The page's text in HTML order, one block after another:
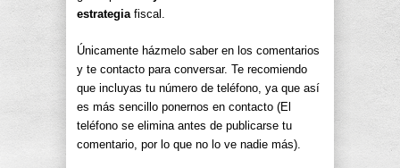
estrategia fiscal.
Únicamente házmelo saber en los comentarios
y te contacto para conversar. Te recomiendo
que incluyas tu número de teléfono, ya que así
es más sencillo ponernos en contacto (El
teléfono se elimina antes de publicarse tu
comentario, por lo que no lo ve nadie más).